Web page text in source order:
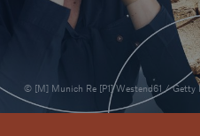
© [M] Munich Re [P1] Westend61 /
Natural Hazards Edition
Climate Change Edition
Climate Financial